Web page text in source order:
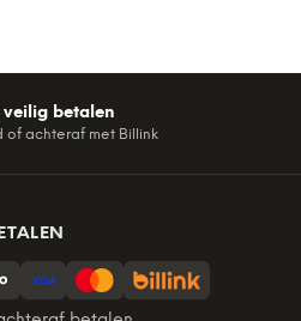
betalen
of achteraf met Billink